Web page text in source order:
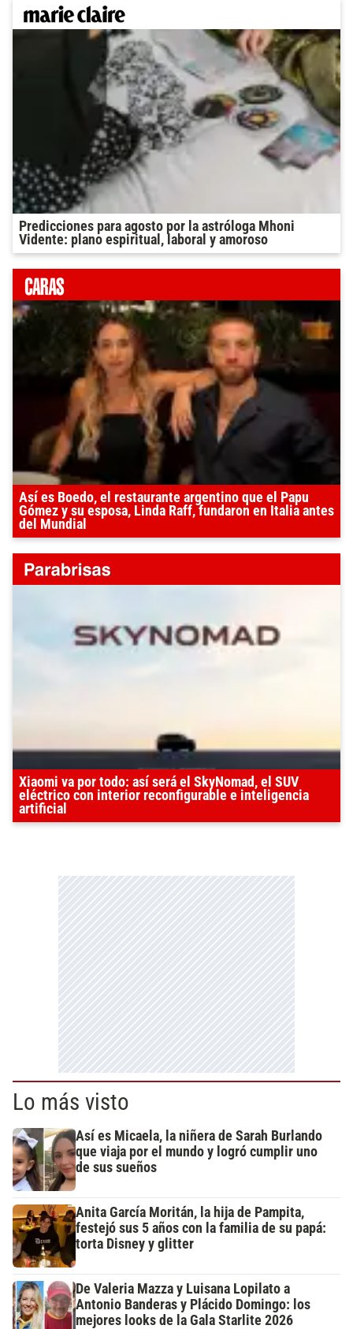
Predicciones para agosto por la astróloga Mhoni
Vidente: plano espiritual, laboral y amoroso
Así es Boedo, el restaurante argentino que el Papu
Gómez y su esposa, Linda Raff, fundaron en Italia antes
del Mundial
Xiaomi va por todo: así será el SkyNomad, el SUV
eléctrico con interior reconfigurable e inteligencia
artificial
Lo más visto
Así es Micaela, la niñera de Sarah Burlando
que viaja por el mundo y logró cumplir uno
de sus sueños
Anita García Moritán, la hija de Pampita,
festejó sus 5 años con la familia de su papá:
torta Disney y glitter
De Valeria Mazza y Luisana Lopilato a
Antonio Banderas y Plácido Domingo: los
mejores looks de la Gala Starlite 2026